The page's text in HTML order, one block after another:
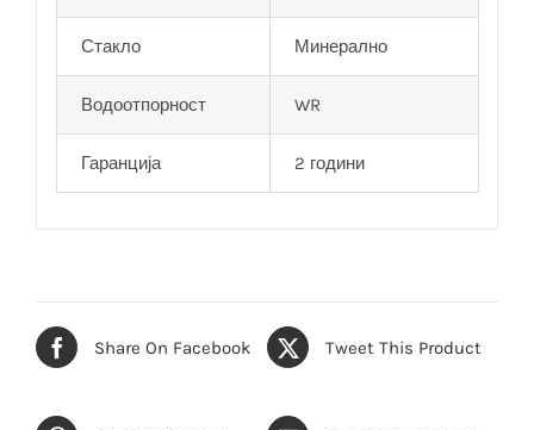
Стакло Минерално
Водоотпорност WR
Гаранција 2 години
Share On Facebook Tweet This Product